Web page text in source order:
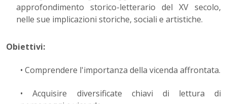
approfondimento storico-letterario del XV secolo,
nelle sue implicazioni storiche, sociali e artistiche.
Obiettivi:
• Comprendere l'importanza della vicenda affrontata.
• Acquisire diversificate chiavi di lettura di